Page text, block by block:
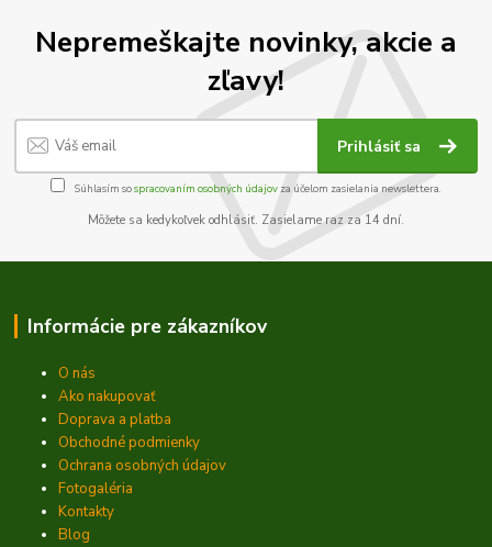
Nepremeškajte novinky, akcie a
zľavy!
Prihlásiť sa
Súhlasím sospracovaním osobných údajov za účelom zasielania newslettera.
Môžete sa kedykoľvek odhlásiť. Zasielame raz za 14 dní.
Informácie pre zákazníkov
O nás
Ako nakupovať
Doprava a platba
Obchodné podmienky
Ochrana osobných údajov
Fotogaléria
Kontakty
Blog